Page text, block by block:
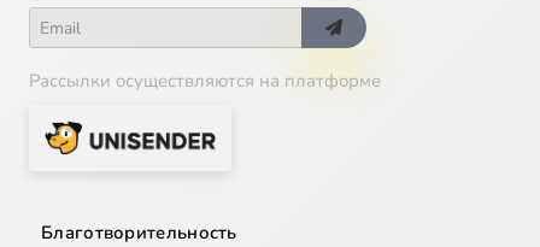
Рассылки осуществляются на платформе
Благотворительность